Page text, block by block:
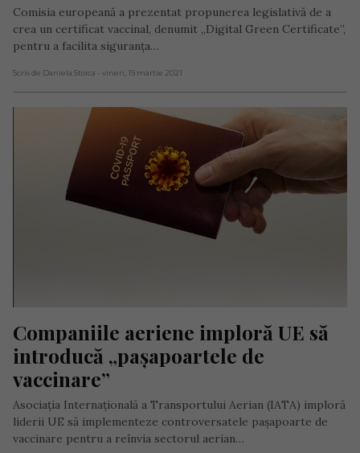
Comisia europeană a prezentat propunerea legislativă de a
crea un certificat vaccinal, denumit „Digital Green Certificate”,
pentru a facilita siguranța…
Scris de Daniela Stoica - vineri, 19 martie 2021
Companiile aeriene imploră UE să
introducă „pașapoartele de
vaccinare”
Asociația Internațională a Transportului Aerian (IATA) imploră
liderii UE să implementeze controversatele pașapoarte de
vaccinare pentru a reînvia sectorul aerian…